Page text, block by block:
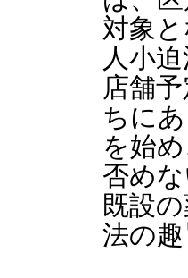
対象
人小
店舗
ちに
を始
否め
既設
法の